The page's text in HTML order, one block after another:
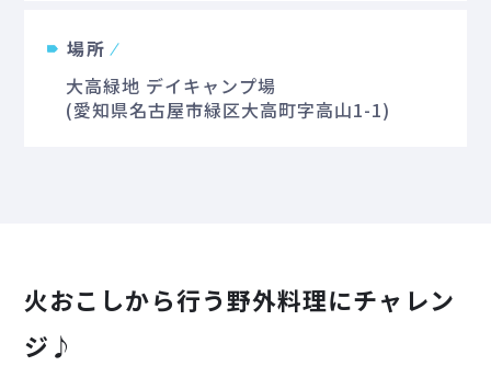
場所
大高緑地 デイキャンプ場
(愛知県名古屋市緑区大高町字高山1-1)
火おこしから行う野外料理にチャレン
ジ♪